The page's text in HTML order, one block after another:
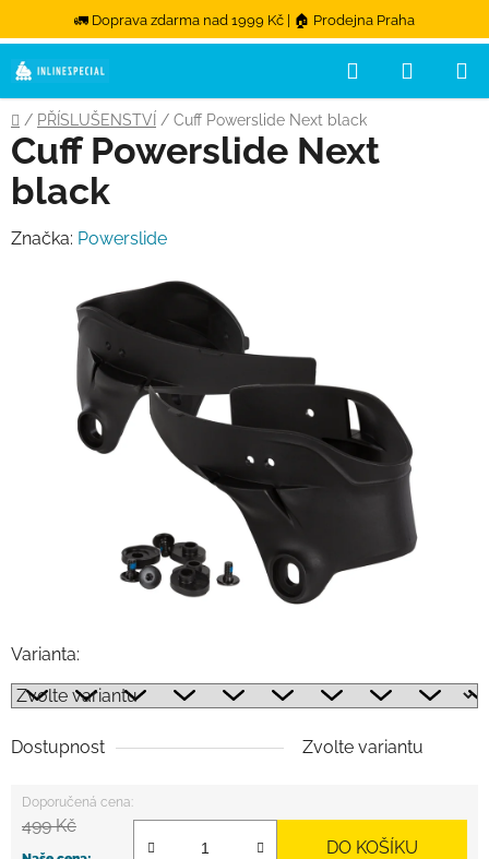
🚛 Doprava zdarma nad 1999 Kč | 🏠 Prodejna Praha
Přejít na obsah
Hledat
Domů
/ PŘÍSLUŠENSTVÍ / Cuff Powerslide Next black
Varianta:
Dostupnost Zvolte variantu
499 Kč
DO KOŠÍKU
Cuff Powerslide Next
black
Značka: Powerslide